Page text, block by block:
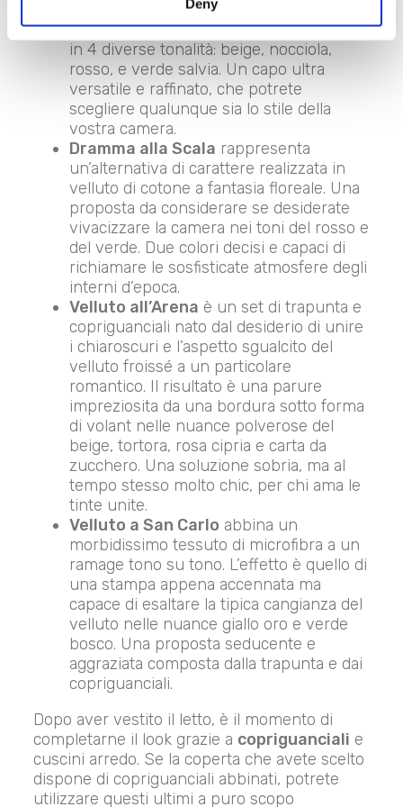
Deny
decorato. Una lavorazione che valorizza
l’aspetto setoso del velluto di microfibra
in 4 diverse tonalità: beige, nocciola,
rosso, e verde salvia. Un capo ultra
versatile e raffinato, che potrete
scegliere qualunque sia lo stile della
vostra camera.
Dramma alla Scala rappresenta
un’alternativa di carattere realizzata in
velluto di cotone a fantasia floreale. Una
proposta da considerare se desiderate
vivacizzare la camera nei toni del rosso e
del verde. Due colori decisi e capaci di
richiamare le sosfisticate atmosfere degli
interni d’epoca.
Velluto all’Arena è un set di trapunta e
copriguanciali nato dal desiderio di unire
i chiaroscuri e l’aspetto sgualcito del
velluto froissé a un particolare
romantico. Il risultato è una parure
impreziosita da una bordura sotto forma
di volant nelle nuance polverose del
beige, tortora, rosa cipria e carta da
zucchero. Una soluzione sobria, ma al
tempo stesso molto chic, per chi ama le
tinte unite.
Velluto a San Carlo abbina un
morbidissimo tessuto di microfibra a un
ramage tono su tono. L’effetto è quello di
una stampa appena accennata ma
capace di esaltare la tipica cangianza del
velluto nelle nuance giallo oro e verde
bosco. Una proposta seducente e
aggraziata composta dalla trapunta e dai
copriguanciali.
Dopo aver vestito il letto, è il momento di
completarne il look grazie a copriguanciali e
cuscini arredo. Se la coperta che avete scelto
dispone di copriguanciali abbinati, potrete
utilizzare questi ultimi a puro scopo